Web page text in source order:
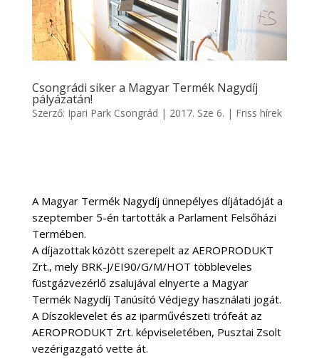
Csongrádi siker a Magyar Termék Nagydíj
pályázatán!
Szerző: Ipari Park Csongrád | 2017. Sze 6. | Friss hírek
A Magyar Termék Nagydíj ünnepélyes díjátadóját a
szeptember 5-én tartották a Parlament Felsőházi
Termében.
A díjazottak között szerepelt az AEROPRODUKT
Zrt., mely BRK-J/EI90/G/M/HOT többleveles
füstgázvezérlő zsalujával elnyerte a Magyar
Termék Nagydíj Tanúsító Védjegy használati jogát.
A Díszoklevelet és az iparművészeti trófeát az
AEROPRODUKT Zrt. képviseletében, Pusztai Zsolt
vezérigazgató vette át.